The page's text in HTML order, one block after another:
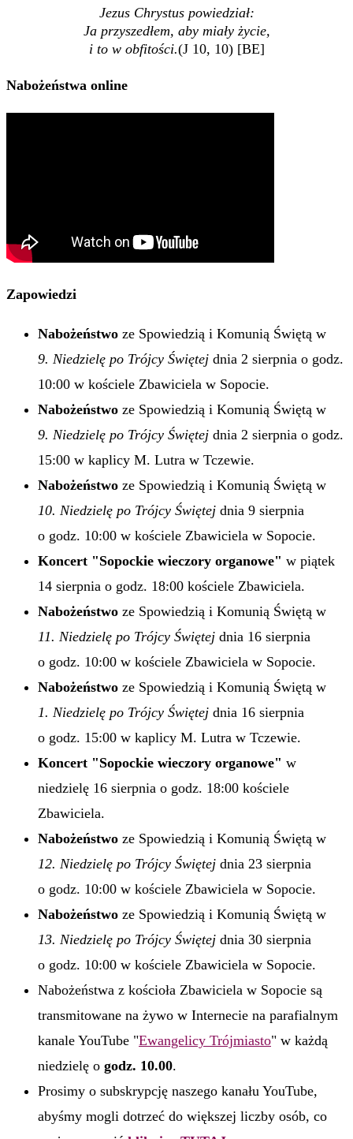
Jezus Chrystus powiedział:
Ja przyszedłem, aby miały życie,
i to w obfitości.(J 10, 10) [BE]
Nabożeństwa online
Zapowiedzi
Nabożeństwo ze Spowiedzią i Komunią Świętą w
9. Niedzielę po Trójcy Świętej dnia 2 sierpnia o godz.
10:00 w kościele Zbawiciela w Sopocie.
Nabożeństwo ze Spowiedzią i Komunią Świętą w
9. Niedzielę po Trójcy Świętej dnia 2 sierpnia o godz.
15:00 w kaplicy M. Lutra w Tczewie.
Nabożeństwo ze Spowiedzią i Komunią Świętą w
10. Niedzielę po Trójcy Świętej dnia 9 sierpnia
o godz. 10:00 w kościele Zbawiciela w Sopocie.
Koncert "Sopockie wieczory organowe" w piątek
14 sierpnia o godz. 18:00 kościele Zbawiciela.
Nabożeństwo ze Spowiedzią i Komunią Świętą w
11. Niedzielę po Trójcy Świętej dnia 16 sierpnia
o godz. 10:00 w kościele Zbawiciela w Sopocie.
Nabożeństwo ze Spowiedzią i Komunią Świętą w
1. Niedzielę po Trójcy Świętej dnia 16 sierpnia
o godz. 15:00 w kaplicy M. Lutra w Tczewie.
Koncert "Sopockie wieczory organowe" w
niedzielę 16 sierpnia o godz. 18:00 kościele
Zbawiciela.
Nabożeństwo ze Spowiedzią i Komunią Świętą w
12. Niedzielę po Trójcy Świętej dnia 23 sierpnia
o godz. 10:00 w kościele Zbawiciela w Sopocie.
Nabożeństwo ze Spowiedzią i Komunią Świętą w
13. Niedzielę po Trójcy Świętej dnia 30 sierpnia
o godz. 10:00 w kościele Zbawiciela w Sopocie.
Nabożeństwa z kościoła Zbawiciela w Sopocie są
transmitowane na żywo w Internecie na parafialnym
kanale YouTube "Ewangelicy Trójmiasto" w każdą
niedzielę o godz. 10.00.
Prosimy o subskrypcję naszego kanału YouTube,
abyśmy mogli dotrzeć do większej liczby osób, co